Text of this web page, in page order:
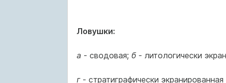
Ловушки:
а - сводовая; б - литологически
г - стратиграфически экранированная